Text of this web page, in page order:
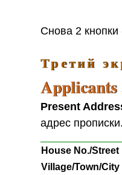
Снова 2
Третий
Applicants
Present
адрес прописки.
House No./Street
Village/Town/City